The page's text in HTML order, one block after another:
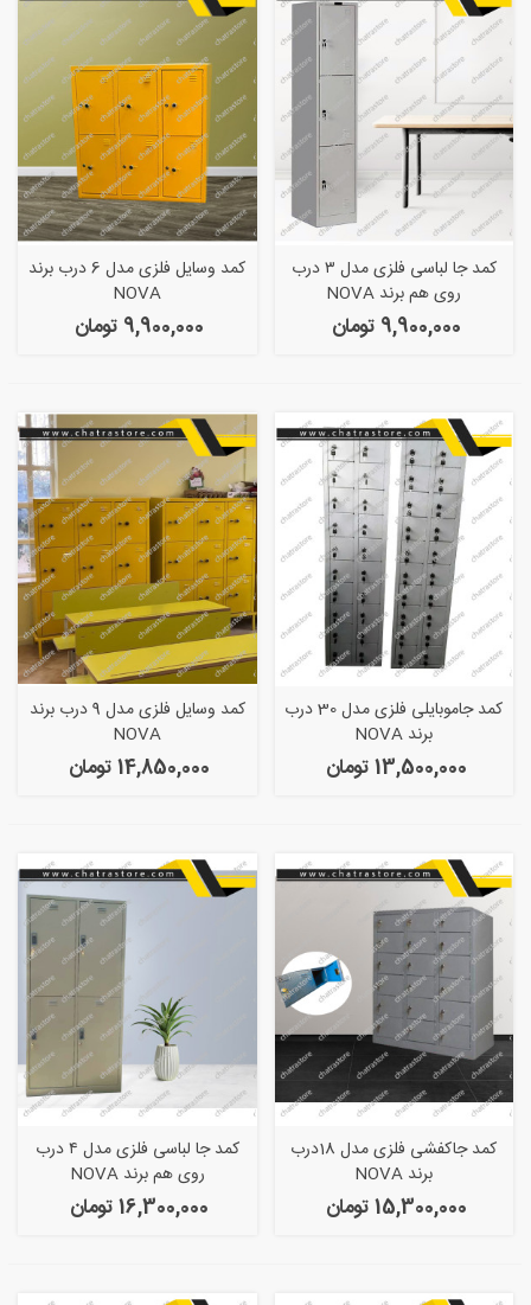
کمد جا لباسی فلزی مدل ۳ درب
روی هم برند NOVA
9,900,000 تومان
کمد وسایل فلزی مدل 6 درب برند
NOVA
9,900,000 تومان
کمد جاموبایلی فلزی مدل 30 درب
برند NOVA
13,500,000 تومان
کمد وسایل فلزی مدل 9 درب برند
NOVA
14,850,000 تومان
کمد جاکفشی فلزی مدل 18درب
برند NOVA
15,300,000 تومان
کمد جا لباسی فلزی مدل ۴ درب
روی هم برند NOVA
16,300,000 تومان